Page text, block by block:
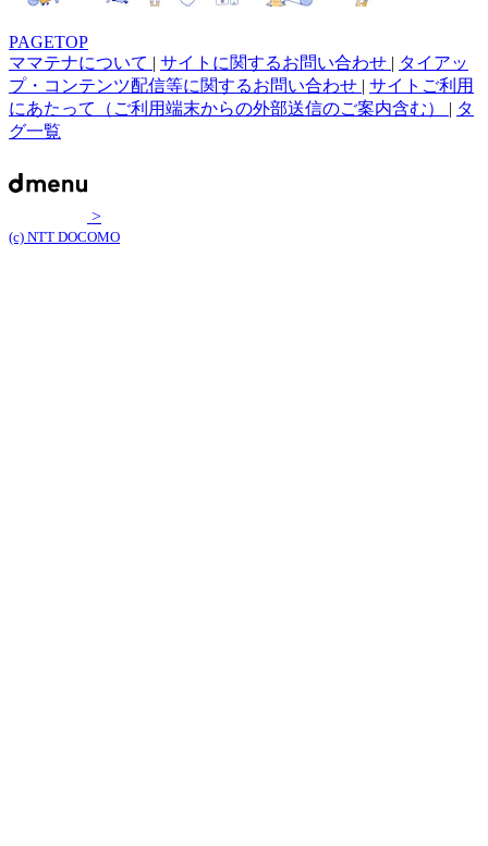
PAGETOP
ママテナについて | サイトに関するお問い合わせ | タイアッ
プ・コンテンツ配信等に関するお問い合わせ | サイトご利用
にあたって（ご利用端末からの外部送信のご案内含む） | タ
グ一覧
>
(c) NTT DOCOMO